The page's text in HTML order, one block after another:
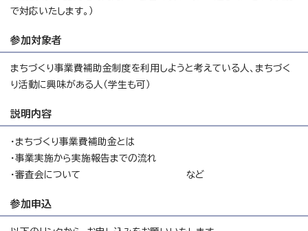
で対応いたします。）
参加対象者
まちづくり事業費補助金制度を利用しようと考えている人、まちづく
り活動に興味がある人（学生も可）
説明内容
・まちづくり事業費補助金とは
・事業実施から実施報告までの流れ
・審査会について など
参加申込